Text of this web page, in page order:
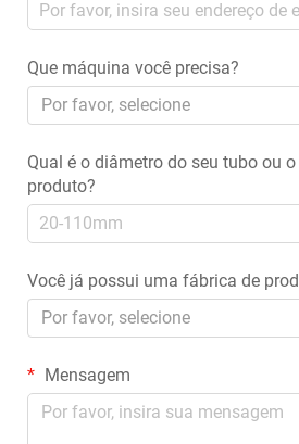
Que máquina você precisa?
Por favor, selecione
Qual é o diâmetro do seu tubo ou
produto?
Você já possui uma fábrica de
Por favor, selecione
Mensagem